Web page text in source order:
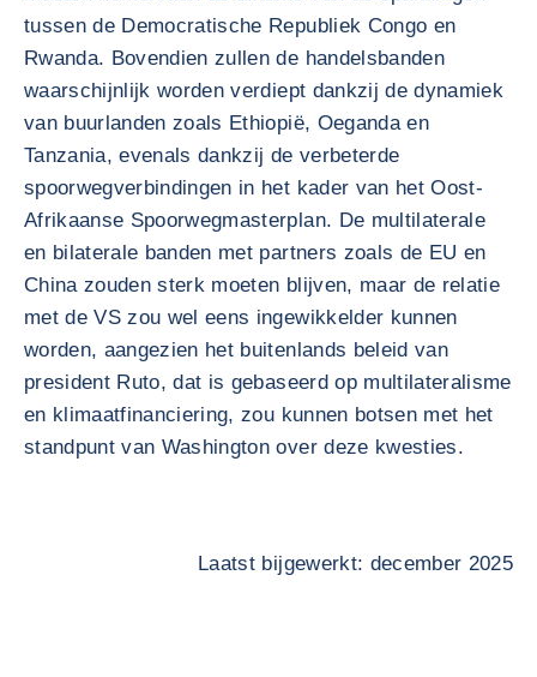
tussen de Democratische Republiek Congo en
Rwanda. Bovendien zullen de handelsbanden
waarschijnlijk worden verdiept dankzij de dynamiek
van buurlanden zoals Ethiopië, Oeganda en
Tanzania, evenals dankzij de verbeterde
spoorwegverbindingen in het kader van het Oost-
Afrikaanse Spoorwegmasterplan. De multilaterale
en bilaterale banden met partners zoals de EU en
China zouden sterk moeten blijven, maar de relatie
met de VS zou wel eens ingewikkelder kunnen
worden, aangezien het buitenlands beleid van
president Ruto, dat is gebaseerd op multilateralisme
en klimaatfinanciering, zou kunnen botsen met het
standpunt van Washington over deze kwesties.
Laatst bijgewerkt: december 2025